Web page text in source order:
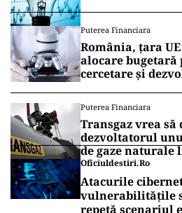
Puterea Financiara
România, țara
alocare
cercetare și
Puterea Financiara
Transgaz vrea
dezvoltatorul
de gaze naturale
Oficiuldestiri.ro
Atacurile
vulnerabilitățile
repetă scenariul